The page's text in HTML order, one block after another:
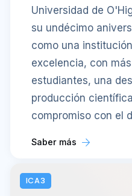
Universidad de
su undécimo
como una
excelencia, con
estudiantes, una
producción
compromiso con el
Saber más
ICA3